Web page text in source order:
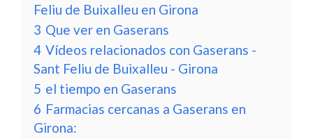
Feliu de Buixalleu en Girona
3 Que ver en Gaserans
4 Vídeos relacionados con Gaserans -
Sant Feliu de Buixalleu - Girona
5 el tiempo en Gaserans
6 Farmacias cercanas a Gaserans en
Girona: